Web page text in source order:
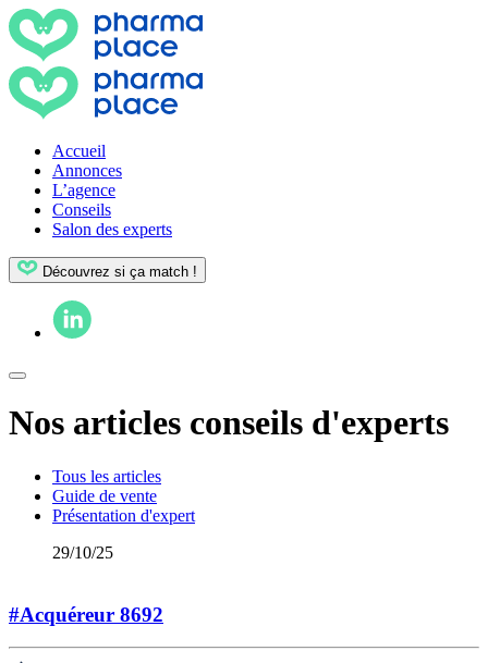
Accueil
Annonces
L’agence
Conseils
Salon des experts
Découvrez si ça match !
Nos articles conseils d'experts
Tous les articles
Guide de vente
Présentation d'expert
29/10/25
#Acquéreur 8692